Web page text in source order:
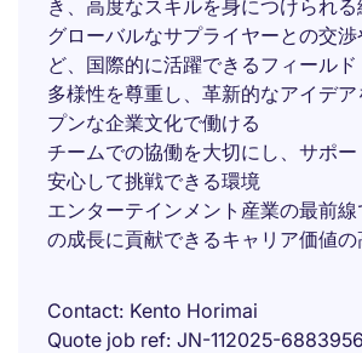
き、高度なスキルを身につけられ
グローバルなサプライヤーとの交
ど、国際的に活躍できるフィールド
多様性を尊重し、革新的なアイデ
プンな企業文化で働ける
チームでの協働を大切にし、サポ
安心して挑戦できる環境
エンターテインメント産業の最前
の成長に貢献できるキャリア価値
Contact Kento Horimai
Quote job ref JN-112025-6883956